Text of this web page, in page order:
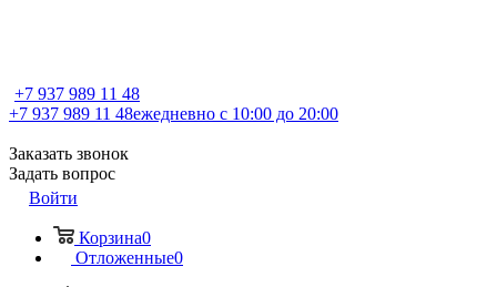
+7 937 989 11 48
+7 937 989 11 48ежедневно с 10:00 до 20:00
Заказать звонок
Задать вопрос
Войти
Корзина0
Отложенные0